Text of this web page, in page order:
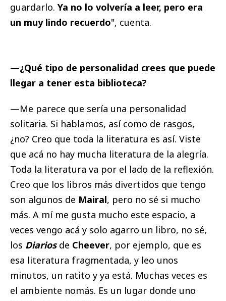
guardarlo. Ya no lo volvería a leer, pero era
un muy lindo recuerdo", cuenta.
—¿Qué tipo de personalidad crees que puede
llegar a tener esta biblioteca?
—Me parece que sería una personalidad
solitaria. Si hablamos, así como de rasgos,
¿no? Creo que toda la literatura es así. Viste
que acá no hay mucha literatura de la alegría.
Toda la literatura va por el lado de la reflexión.
Creo que los libros más divertidos que tengo
son algunos de Mairal, pero no sé si mucho
más. A mí me gusta mucho este espacio, a
veces vengo acá y solo agarro un libro, no sé,
los Diariosde Cheever, por ejemplo, que es
esa literatura fragmentada, y leo unos
minutos, un ratito y ya está. Muchas veces es
el ambiente nomás. Es un lugar donde uno